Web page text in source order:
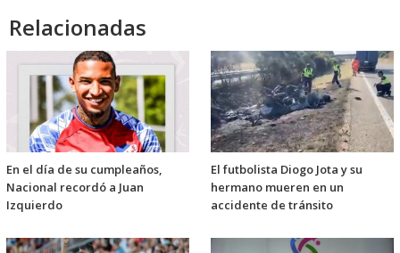
Relacionadas
En el día de su cumpleaños,
Nacional recordó a Juan
Izquierdo
El futbolista Diogo Jota y su
hermano mueren en un
accidente de tránsito